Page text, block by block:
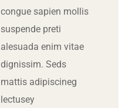
congue sapien mollis
suspende preti
alesuada enim vitae
dignissim. Seds
mattis adipiscineg
lectusey